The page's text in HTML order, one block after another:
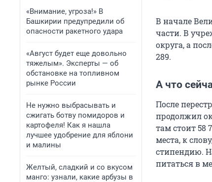
«Внимание, угроза!» В
Башкирии предупредили об
опасности ракетного удара
«Август будет еще довольно
тяжелым». Эксперты — об
обстановке на топливном
рынке России
Не нужно выбрасывать и
сжигать ботву помидоров и
картофеля! Как я нашла
лучшее удобрение для яблони
и малины
Желтый, сладкий и со вкусом
манго: узнали, какие арбузы в
В начале
части. В
округа, а
289.
А что
После
продолжил
там стоит 58
места, к
стипендию.
питаться в